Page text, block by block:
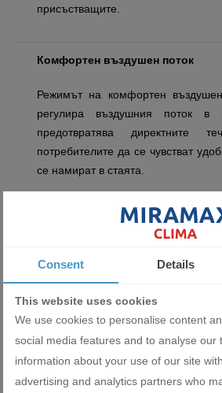
присъстващите.
Комфортен въздушен поток
Режимът на комфортен
регулира въздушния поток в
предотвратява директните
потребителите да се чувстват
се намират в стаята.
3D въздушен поток
въздуха. Климатици Daikin,
опция, предоставят
наляво или надясно.
струя се извършва или според
потребителите, или автоматично.
Consent Details
This website uses cookies
We use cookies to personalise content
social media features and to analyse our
information about your use of our site
advertising and analytics partners who